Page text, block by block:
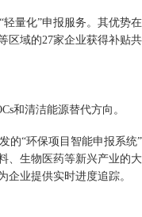
量化”申报服务。其优势
域的27家企业获得补贴
和清洁能源替代方向。
的“环保项目智能申报系统
、生物医药等新兴产业的
企业提供实时进度追踪。